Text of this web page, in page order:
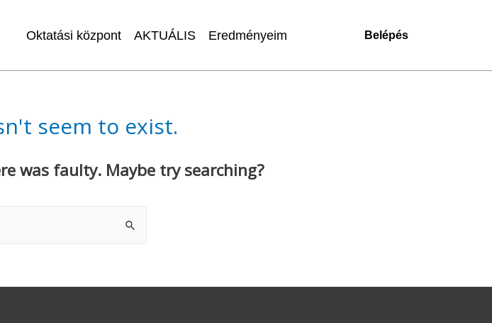
Oktatási központ AKTUÁLIS Eredményeim Belépés
seem to exist.
was faulty. Maybe try searching?